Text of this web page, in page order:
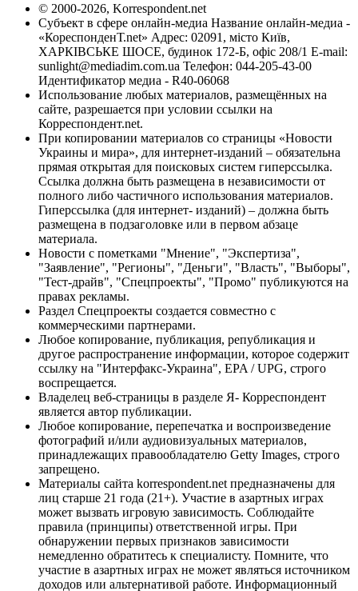
© 2000-2026, Korrespondent.net
Субъект в сфере онлайн-медиа Название онлайн-медиа -
«КореспонденТ.net» Адрес: 02091, місто Київ,
ХАРКІВСЬКЕ ШОСЕ, будинок 172-Б, офіс 208/1 E-mail:
sunlight@mediadim.com.ua Телефон: 044-205-43-00
Идентификатор медиа - R40-06068
Использование любых материалов, размещённых на
сайте, разрешается при условии ссылки на
Корреспондент.net.
При копировании материалов со страницы «Новости
Украины и мира», для интернет-изданий – обязательна
прямая открытая для поисковых систем гиперссылка.
Ссылка должна быть размещена в независимости от
полного либо частичного использования материалов.
Гиперссылка (для интернет- изданий) – должна быть
размещена в подзаголовке или в первом абзаце
материала.
Новости с пометками "Мнение", "Экспертиза",
"Заявление", "Регионы", "Деньги", "Власть", "Выборы",
"Тест-драйв", "Спецпроекты", "Промо" публикуются на
правах рекламы.
Раздел Спецпроекты создается совместно с
коммерческими партнерами.
Любое копирование, публикация, републикация и
другое распространение информации, которое содержит
ссылку на "Интерфакс-Украина", EPA / UPG, строго
воспрещается.
Владелец веб-страницы в разделе Я- Корреспондент
является автор публикации.
Любое копирование, перепечатка и воспроизведение
фотографий и/или аудиовизуальных материалов,
принадлежащих правообладателю Getty Images, строго
запрещено.
Материалы сайта korrespondent.net предназначены для
лиц старше 21 года (21+). Участие в азартных играх
может вызвать игровую зависимость. Соблюдайте
правила (принципы) ответственной игры. При
обнаружении первых признаков зависимости
немедленно обратитесь к специалисту. Помните, что
участие в азартных играх не может являться источником
доходов или альтернативой работе. Информационный